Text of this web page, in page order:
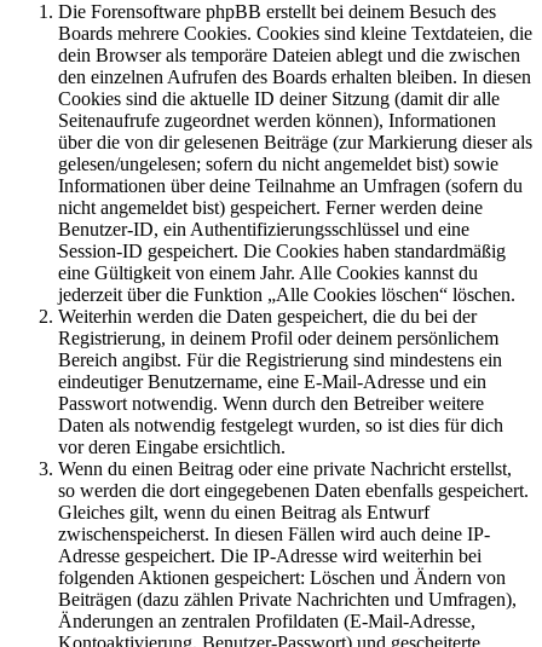
Die Forensoftware phpBB erstellt bei deinem Besuch des
Boards mehrere Cookies. Cookies sind kleine Textdateien, die
dein Browser als temporäre Dateien ablegt und die zwischen
den einzelnen Aufrufen des Boards erhalten bleiben. In diesen
Cookies sind die aktuelle ID deiner Sitzung (damit dir alle
Seitenaufrufe zugeordnet werden können), Informationen
über die von dir gelesenen Beiträge (zur Markierung dieser als
gelesen/ungelesen; sofern du nicht angemeldet bist) sowie
Informationen über deine Teilnahme an Umfragen (sofern du
nicht angemeldet bist) gespeichert. Ferner werden deine
Benutzer-ID, ein Authentifizierungsschlüssel und eine
Session-ID gespeichert. Die Cookies haben standardmäßig
eine Gültigkeit von einem Jahr. Alle Cookies kannst du
jederzeit über die Funktion „Alle Cookies löschen“ löschen.
Weiterhin werden die Daten gespeichert, die du bei der
Registrierung, in deinem Profil oder deinem persönlichem
Bereich angibst. Für die Registrierung sind mindestens ein
eindeutiger Benutzername, eine E-Mail-Adresse und ein
Passwort notwendig. Wenn durch den Betreiber weitere
Daten als notwendig festgelegt wurden, so ist dies für dich
vor deren Eingabe ersichtlich.
Wenn du einen Beitrag oder eine private Nachricht erstellst,
so werden die dort eingegebenen Daten ebenfalls gespeichert.
Gleiches gilt, wenn du einen Beitrag als Entwurf
zwischenspeicherst. In diesen Fällen wird auch deine IP-
Adresse gespeichert. Die IP-Adresse wird weiterhin bei
folgenden Aktionen gespeichert: Löschen und Ändern von
Beiträgen (dazu zählen Private Nachrichten und Umfragen),
Änderungen an zentralen Profildaten (E-Mail-Adresse,